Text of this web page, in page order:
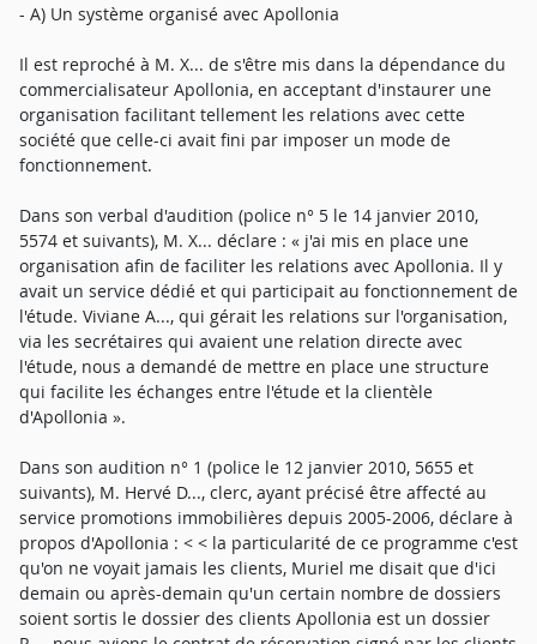
- A) Un système organisé avec Apollonia
Il est reproché à M. X... de s'être mis dans la dépendance du
commercialisateur Apollonia, en acceptant d'instaurer une
organisation facilitant tellement les relations avec cette
société que celle-ci avait fini par imposer un mode de
fonctionnement.
Dans son verbal d'audition (police n° 5 le 14 janvier 2010,
5574 et suivants), M. X... déclare : « j'ai mis en place une
organisation afin de faciliter les relations avec Apollonia. Il y
avait un service dédié et qui participait au fonctionnement de
l'étude. Viviane A..., qui gérait les relations sur l'organisation,
via les secrétaires qui avaient une relation directe avec
l'étude, nous a demandé de mettre en place une structure
qui facilite les échanges entre l'étude et la clientèle
d'Apollonia ».
Dans son audition n° 1 (police le 12 janvier 2010, 5655 et
suivants), M. Hervé D..., clerc, ayant précisé être affecté au
service promotions immobilières depuis 2005-2006, déclare à
propos d'Apollonia : < < la particularité de ce programme c'est
qu'on ne voyait jamais les clients, Muriel me disait que d'ici
demain ou après-demain qu'un certain nombre de dossiers
soient sortis le dossier des clients Apollonia est un dossier